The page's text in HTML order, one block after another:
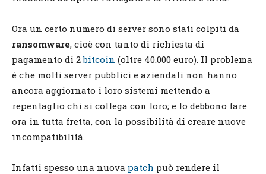
Ora un certo numero di server sono stati colpiti da
ransomware, cioè con tanto di richiesta di
pagamento di 2bitcoin (oltre 40.000 euro). Il problema
è che molti server pubblici e aziendali non hanno
ancora aggiornato i loro sistemi mettendo a
repentaglio chi si collega con loro; e lo debbono fare
ora in tutta fretta, con la possibilità di creare nuove
incompatibilità.
Infatti spesso una nuova patch può rendere il